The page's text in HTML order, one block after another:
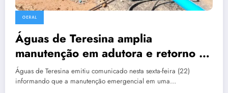
GERAL
Águas de Teresina amplia
manutenção em adutora e retorno do
abastecimento será neste sábado
Águas de Teresina emitiu comunicado nesta sexta-feira (22)
informando que a manutenção emergencial em uma…